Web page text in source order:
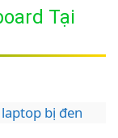
Tại
bị đen